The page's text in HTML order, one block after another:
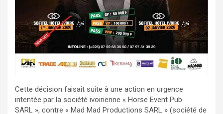
Cette décision faisait suite à une action en urgence
intentée par la société ivoirienne « Horse Event Pub
SARL », contre « Mad Mad Productions SARL » (société de